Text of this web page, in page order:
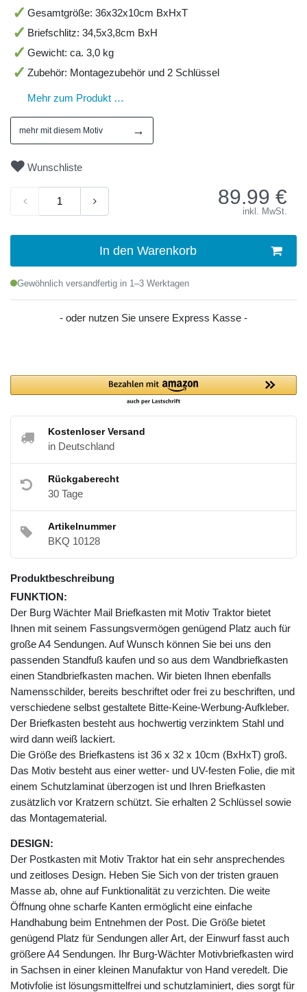
Gesamtgröße: 36x32x10cm BxHxT
Briefschlitz: 34,5x3,8cm BxH
Gewicht: ca. 3,0 kg
Zubehör: Montagezubehör und 2 Schlüssel
Mehr zum Produkt …
mehr mit diesem Motiv →
Wunschliste
89.99 €
inkl. MwSt.
In den Warenkorb
Gewöhnlich versandfertig in 1–3 Werktagen
- oder nutzen Sie unsere Express Kasse -
Kostenloser Versand
in Deutschland
Rückgaberecht
30 Tage
Artikelnummer
BKQ 10128
Produktbeschreibung
FUNKTION:
Der Burg Wächter Mail Briefkasten mit Motiv Traktor bietet
Ihnen mit seinem Fassungsvermögen genügend Platz auch für
große A4 Sendungen. Auf Wunsch können Sie bei uns den
passenden Standfuß kaufen und so aus dem Wandbriefkasten
einen Standbriefkasten machen. Wir bieten Ihnen ebenfalls
Namensschilder, bereits beschriftet oder frei zu beschriften, und
verschiedene selbst gestaltete Bitte-Keine-Werbung-Aufkleber.
Der Briefkasten besteht aus hochwertig verzinktem Stahl und
wird dann weiß lackiert.
Die Größe des Briefkastens ist 36 x 32 x 10cm (BxHxT) groß.
Das Motiv besteht aus einer wetter- und UV-festen Folie, die mit
einem Schutzlaminat überzogen ist und Ihren Briefkasten
zusätzlich vor Kratzern schützt. Sie erhalten 2 Schlüssel sowie
das Montagematerial.
DESIGN:
Der Postkasten mit Motiv Traktor hat ein sehr ansprechendes
und zeitloses Design. Heben Sie Sich von der tristen grauen
Masse ab, ohne auf Funktionalität zu verzichten. Die weite
Öffnung ohne scharfe Kanten ermöglicht eine einfache
Handhabung beim Entnehmen der Post. Die Größe bietet
genügend Platz für Sendungen aller Art, der Einwurf fasst auch
größere A4 Sendungen. Ihr Burg-Wächter Motivbriefkasten wird
in Sachsen in einer kleinen Manufaktur von Hand veredelt. Die
Motivfolie ist lösungsmittelfrei und schutzlaminiert, dies sorgt für